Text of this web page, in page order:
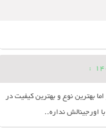
:
بهترین نوع و بهترین کیفیت در
اورجینالش نداره..